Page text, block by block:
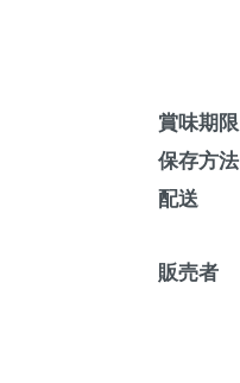
賞味期限
保存方法
配送
販売者